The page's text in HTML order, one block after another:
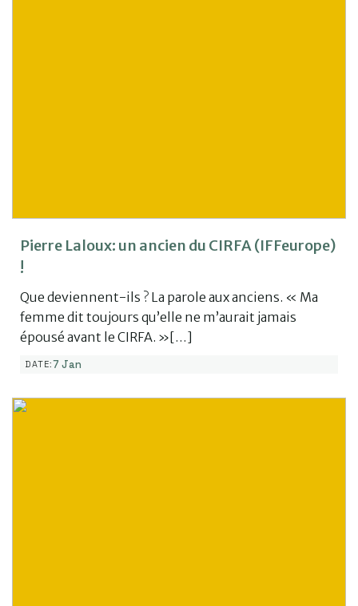
Pierre Laloux: un ancien du CIRFA (IFFeurope)
!
Que deviennent-ils ? La parole aux anciens. « Ma
femme dit toujours qu’elle ne m’aurait jamais
épousé avant le CIRFA. »[…]
DATE:7 Jan